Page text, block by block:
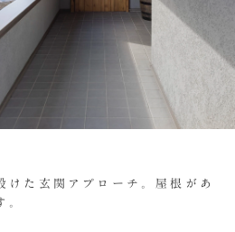
けた玄関アプローチ。屋根があ
。